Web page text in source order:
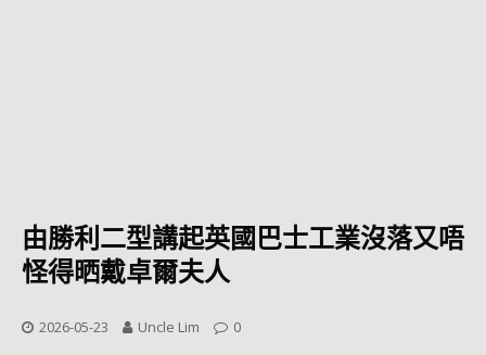
由勝利二型講起英國巴士工業沒落又唔
怪得晒戴卓爾夫人
2026-05-23 Uncle Lim 0